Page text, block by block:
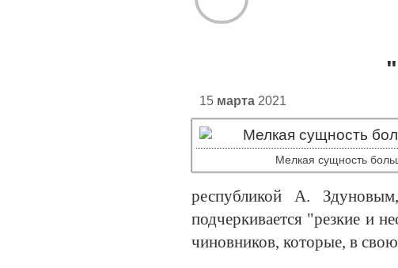
15 марта2021
Мелкая сущность
республикой А.
подчеркивается "резкие и
чиновников, которые, в